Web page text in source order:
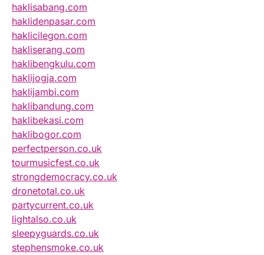
haklisabang.com
haklidenpasar.com
haklicilegon.com
hakliserang.com
haklibengkulu.com
haklijogja.com
haklijambi.com
haklibandung.com
haklibekasi.com
haklibogor.com
perfectperson.co.uk
tourmusicfest.co.uk
strongdemocracy.co.uk
dronetotal.co.uk
partycurrent.co.uk
lightalso.co.uk
sleepyguards.co.uk
stephensmoke.co.uk